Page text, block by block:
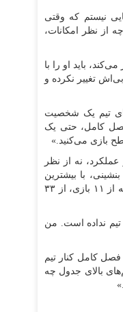
نیستم که وقتی
از نظر امکانات،
باید او را با
تغییر نکرده و
تیم یک شخصیت
کامل، حتی یک
بازی می‌کنید.»
نه از نظر
با بیشترین
تعداد بازیکن دفاع کنی و حتی اگر یک گل باختی، آن را نتیجه‌ای قابل قبول بدانی. اما آمار نشان می‌دهد که از ۱۱ بازی، از ۳۳
تیم نداده است. من
کامل کنار تیم
بالای جدول چه